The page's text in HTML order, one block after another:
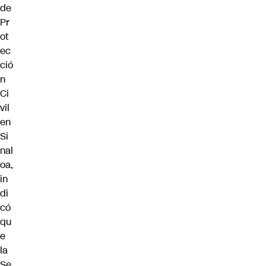
de
Pr
ot
ec
ció
n
Ci
vil
en
Si
nal
oa,
in
di
có
qu
e
la